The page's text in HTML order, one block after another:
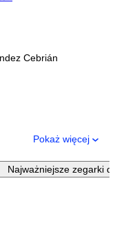
Cebrián
Pokaż więcej
Najważniejsze zegarki